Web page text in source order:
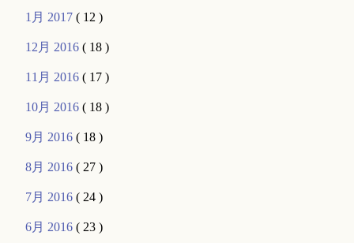
1月 2017( 12 )
12月 2016( 18 )
11月 2016( 17 )
10月 2016( 18 )
9月 2016( 18 )
8月 2016( 27 )
7月 2016( 24 )
6月 2016( 23 )